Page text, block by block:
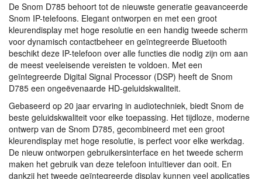
De Snom D785 behoort tot de nieuwste generatie geavanceerde
Snom IP-telefoons. Elegant ontworpen en met een groot
kleurendisplay met hoge resolutie en een handig tweede scherm
voor dynamisch contactbeheer en geïntegreerde Bluetooth
beschikt deze IP-telefoon over alle functies die nodig zijn om aan
de meest veeleisende vereisten te voldoen. Met een
geïntegreerde Digital Signal Processor (DSP) heeft de Snom
D785 een ongeëvenaarde HD-geluidskwaliteit.
Gebaseerd op 20 jaar ervaring in audiotechniek, biedt Snom de
beste geluidskwaliteit voor elke toepassing. Het tijdloze, moderne
ontwerp van de Snom D785, gecombineerd met een groot
kleurendisplay met hoge resolutie, is perfect voor elke werkdag.
De nieuw ontworpen gebruikersinterface en het tweede scherm
maken het gebruik van deze telefoon intuïtiever dan ooit. En
dankzij het tweede geïntegreerde display kunnen veel applicaties